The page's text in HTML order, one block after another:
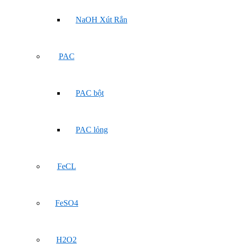
NaOH Xút Rắn
PAC
PAC bột
PAC lỏng
FeCL
FeSO4
H2O2